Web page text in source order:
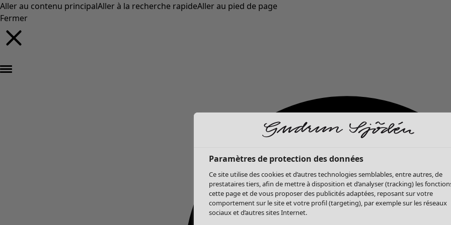
Aller au contenu principalAller à la recherche rapideAller au pied de page
Fermer
Paramètres de protection des données
Ce site utilise des cookies et d’autres technologies semblables, entre autres, de
prestataires tiers, afin de mettre à disposition et d’analyser (tracking) les
cette page et de vous proposer des publicités adaptées, reposant sur votre
comportement sur le site et votre profil (targeting), par exemple sur les réseaux
sociaux et d’autres sites Internet.